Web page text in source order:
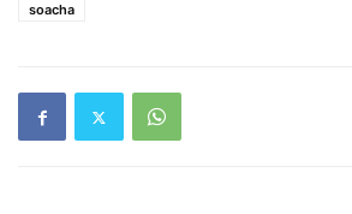
soacha